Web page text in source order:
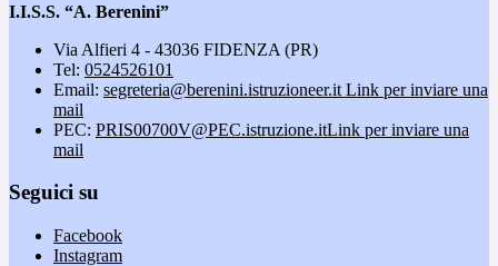
I.I.S.S. “A. Berenini”
Via Alfieri 4 - 43036 FIDENZA (PR)
Tel: 0524526101
Email: segreteria@berenini.istruzioneer.it Link per inviare una
mail
PEC: PRIS00700V@PEC.istruzione.itLink per inviare una
mail
Seguici su
Facebook
Instagram